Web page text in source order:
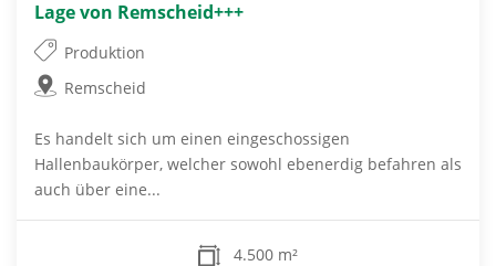
Lage von Remscheid+++
Produktion
Remscheid
Es handelt sich um einen eingeschossigen
Hallenbaukörper, welcher sowohl ebenerdig befahren als
auch über eine...
4.500 m²